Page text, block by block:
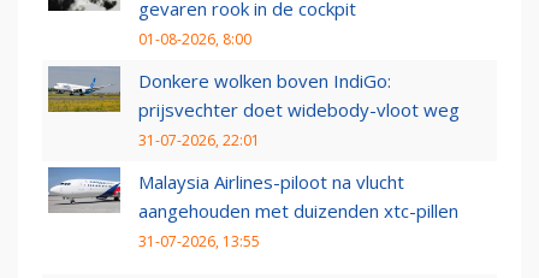
gevaren rook in de cockpit
01-08-2026, 8:00
Donkere wolken boven IndiGo:
prijsvechter doet widebody-vloot weg
31-07-2026, 22:01
Malaysia Airlines-piloot na vlucht
aangehouden met duizenden xtc-pillen
31-07-2026, 13:55